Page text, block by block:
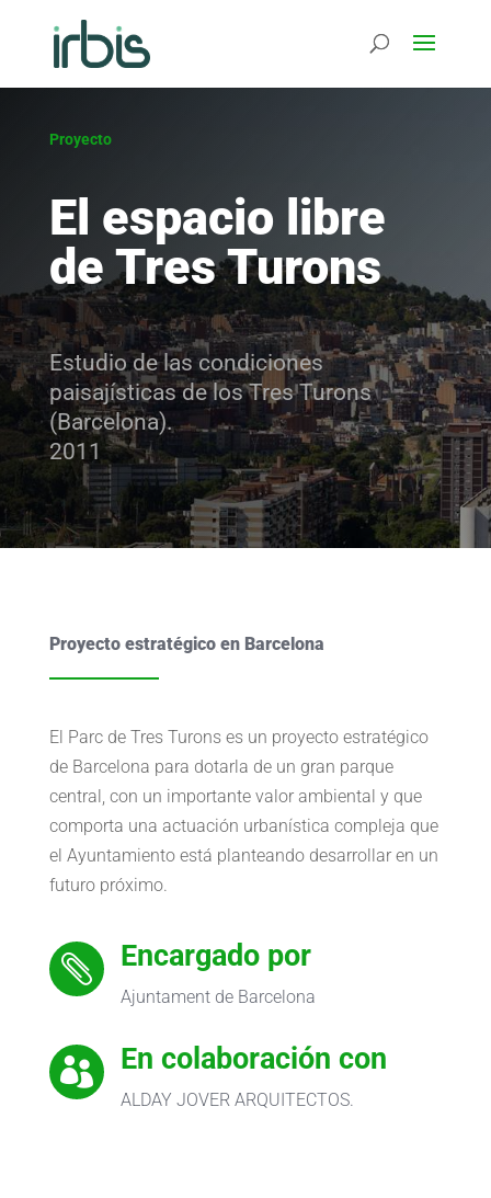
Proyecto
El espacio libre
de Tres Turons
Estudio de las condiciones
paisajísticas de los Tres Turons
(Barcelona).
2011
Proyecto estratégico en Barcelona
El Parc de Tres Turons es un proyecto estratégico
de Barcelona para dotarla de un gran parque
central, con un importante valor ambiental y que
comporta una actuación urbanística compleja que
el Ayuntamiento está planteando desarrollar en un
futuro próximo.
 Encargado por
Ajuntament de Barcelona
 En colaboración con
ALDAY JOVER ARQUITECTOS.